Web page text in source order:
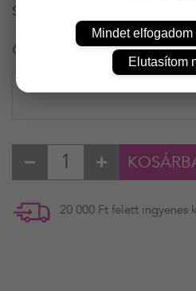
SZÍN
6 990 Ft
20 000 Ft felett ingyenes
Mindet elfogadom
Elutasítom